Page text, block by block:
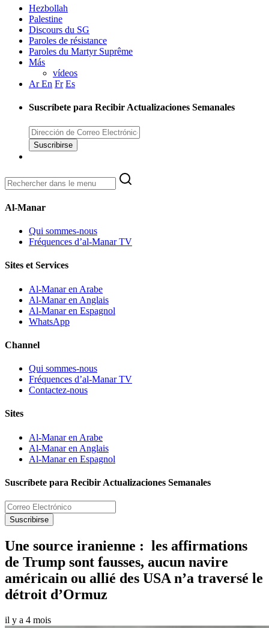
Hezbollah
Palestine
Discours du SG
Paroles de résistance
Paroles du Martyr Suprême
Más
vídeos
ArEn Fr Es
Suscríbete para Recibir Actualizaciones Semanales
Suscribirse
Al-Manar
Qui sommes-nous
Fréquences d’al-Manar TV
Sites et Services
Al-Manar en Arabe
Al-Manar en Anglais
Al-Manar en Espagnol
WhatsApp
Channel
Qui sommes-nous
Fréquences d’al-Manar TV
Contactez-nous
Sites
Al-Manar en Arabe
Al-Manar en Anglais
Al-Manar en Espagnol
Suscríbete para Recibir Actualizaciones Semanales
Suscribirse
Une source iranienne : les affirmations
de Trump sont fausses, aucun navire
américain ou allié des USA n’a traversé le
détroit d’Ormuz
il y a 4 mois